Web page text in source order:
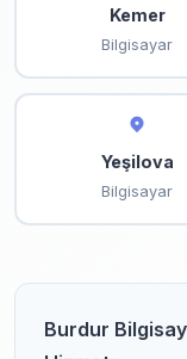
Kemer
Bilgisayar
Yeşilova
Bilgisayar
Burdur